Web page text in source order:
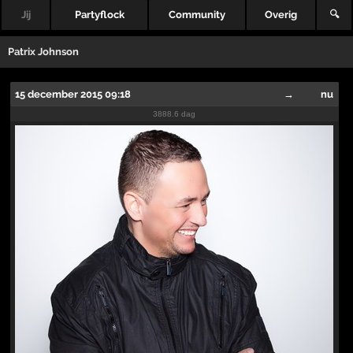
Jij Partyflock Community Overig 🔍
Patrix Johnson
15 december 2015 09:18 → nu
3888.6 dag